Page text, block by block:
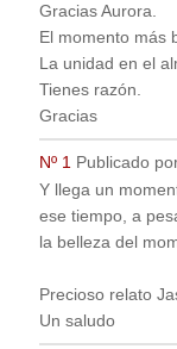
Gracias Aurora.
El momento más
La unidad en el
Tienes razón.
Gracias
Nº 1 Publicado
Y llega un
ese tiempo, a
la belleza del
Precioso relato
Un saludo